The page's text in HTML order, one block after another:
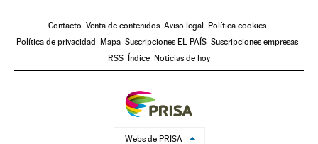
Contacto Venta de contenidos Aviso legal Política cookies
Política de privacidad Mapa Suscripciones EL PAÍS Suscripciones empresas
RSS Índice Noticias de hoy
Webs de PRISA